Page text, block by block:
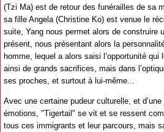
(Tzi Ma) est de retour des funérailles de sa
sa fille Angela (Christine Ko) est venue le
suite, Yang nous permet alors de construire
présent, nous présentant alors la
homme, lequel a alors saisi l’opportunité
ainsi de grands sacrifices, mais dans
ses proches, et surtout à lui-même...
Avec une certaine pudeur culturelle, et
émotions, "Tigertail" se vit et se ressent
tous ces immigrants et leur parcours, mais